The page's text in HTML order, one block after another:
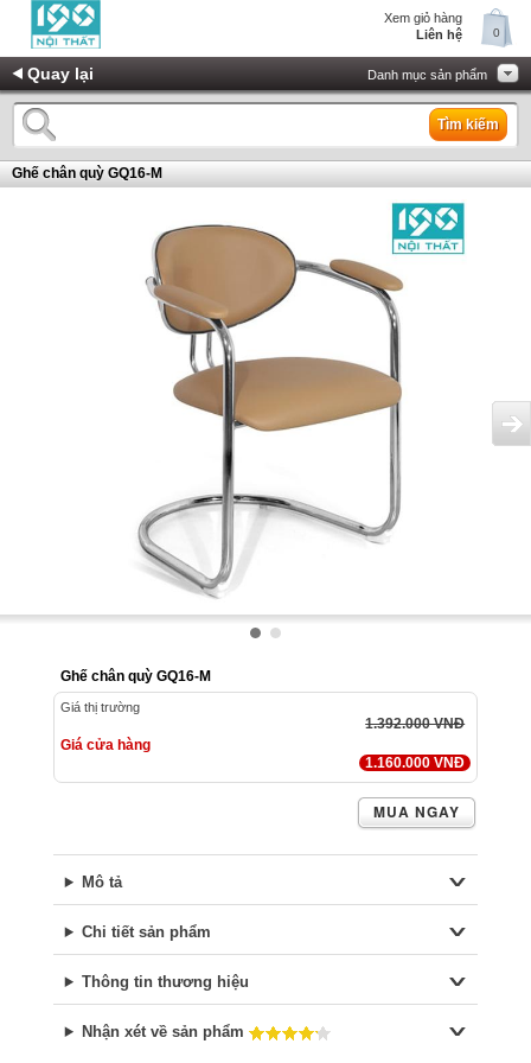
Xem giỏ hàng
Liên hệ
0
Quay lại Danh mục sản phẩm
Tìm kiếm
Ghế chân quỳ GQ16-M
Ghế chân quỳ GQ16-M
Giá thị trường
1.392.000 VNĐ
Giá cửa hàng
1.160.000 VNĐ
MUA NGAY
Mô tả
Chi tiết sản phẩm
Thông tin thương hiệu
Nhận xét về sản phẩm